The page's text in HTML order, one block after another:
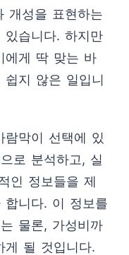
개성을 표현하는
있습니다. 하지만
에게 딱 맞는 바
쉽지 않은 일입니
람막이 선택에 있
로 분석하고, 실
인 정보들을 제
합니다. 이 정보를
물론, 가성비까
게 될 것입니다.